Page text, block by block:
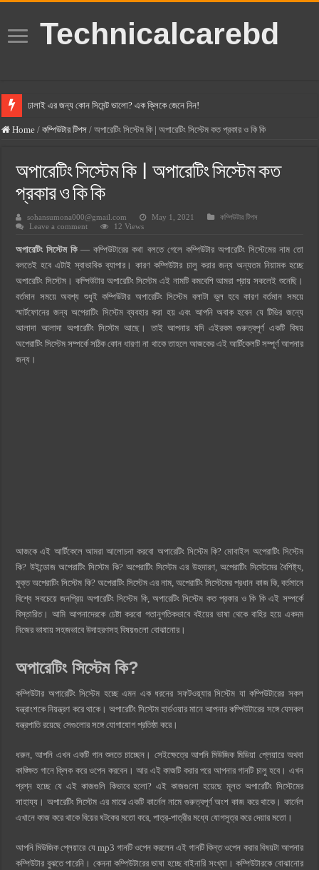
Technicalcarebd
ঢালাই এর জন্য কোন সিমেন্ট ভালো? এক ক্লিকে জেনে নিন!
বসুন্ধরা সিমেন্ট এর দাম ২০২৫
হোলসিম সিমেন্ট দাম ২০২৫
সুপারক্রিট সিমেন্ট দাম ২০২৫
জুডিশিয়াল ম্যাজিস্ট্রেট কি? জুডিশিয়াল ম্যাজিস্ট্রেট এর সুযোগ সুবিধা
ওয়ালটন মোবাইল কিস্তিতে কেনার নিয়ম ২০২৫
ওয়ালটন টিভি কিস্তিতে কেনার নিয়ম ২০২৫
গ্রামে লাভজনক ব্যবসা ২০২৫ ও গ্রামের বাজারে ব্যবসার আইডিয়া
জেনে নিন, বর্তমানে মোবাইল ঘড়ি দাম কত ২০২৫
Home / কম্পিউটার টিপস / অপারেটিং সিস্টেম কি | অপারেটিং সিস্টেম কত প্রকার ও কি কি
অপারেটিং সিস্টেম কি | অপারেটিং সিস্টেম কত
প্রকার ও কি কি
sohansumona000@gmail.com May 1, 2021
কম্পিউটার টিপস
Leave a comment
12 Views
অপারেটিং সিস্টেম কি— কম্পিউটারের কথা বলতে গেলে কম্পিউটার অপারেটিং সিস্টেমের নাম তো
বলতেই হবে এটাই স্বাভাবিক ব্যাপার। কারণ কম্পিউটার চালু করার জন্য অন্যতম নিয়ামক হচ্ছে
অপারেটিং সিস্টেম। কম্পিউটার অপারেটিং সিস্টেম এই নামটি কমবেশি আমরা প্রায় সকলেই শুনেছি।
বর্তমান সময়ে অবশ্য শুধুই কম্পিউটার অপারেটিং সিস্টেম বলাটা ভুল হবে কারণ বর্তমান সময়ে
স্মার্টফোনের জন্য অপেরাটিং সিস্টেম ব্যবহার করা হয় এবং আপনি অবাক হবেন যে টিভির জন্যে
আলাদা আলাদা অপারেটিং সিস্টেম আছে। তাই আপনার যদি এইরকম গুরুত্বপূর্ণ একটি বিষয়
অপেরাটিং সিস্টেম সম্পর্কে সঠিক কোন ধারণা না থাকে তাহলে আজকের এই আর্টিকেলটি সম্পূর্ণ আপনার
জন্য।
আজকে এই আর্টিকেলে আমরা আলোচনা করবো অপারেটিং সিস্টেম কি? মোবাইল অপেরাটিং সিস্টেম
কি? উইন্ডোজ অপেরাটিং সিস্টেম কি? অপেরাটিং সিস্টেম এর উহদারণ, অপেরাটিং সিস্টেমের বৈশিষ্ট্য,
মুক্ত অপেরাটিং সিস্টেম কি? অপেরাটিং সিস্টেম এর নাম, অপেরাটিং সিস্টেমের প্রধান কাজ কি, বর্তমানে
বিশ্বে সবচেয়ে জনপ্রিয় অপারেটিং সিস্টেম কি, অপারেটিং সিস্টেম কত প্রকার ও কি কি এই সম্পর্কে
বিস্তারিত। আমি আপনাদেরকে চেষ্টা করবো গতানুগতিকভাবে বইয়ের ভাষা থেকে বাহির হয়ে একদম
নিজের ভাষায় সহজভাবে উদাহরণসহ বিষয়গুলো বোঝানোর।
অপারেটিং সিস্টেম কি?
কম্পিউটার অপারেটিং সিস্টেম হচ্ছে এমন এক ধরনের সফটওয়্যার সিস্টেম যা কম্পিউটারের সকল
যন্ত্রাংশকে নিয়ন্ত্রণ করে থাকে। অপারেটিং সিস্টেম হার্ডওয়ার মানে আপনার কম্পিউটারের সঙ্গে যেসকল
যন্ত্রপাতি রয়েছে সেগুলোর সঙ্গে যোগাযোগ প্রতিষ্ঠা করে।
ধরুন, আপনি এখন একটি গান শুনতে চাচ্ছেন। সেইক্ষেত্রে আপনি মিউজিক মিডিয়া প্লেয়ারে অথবা
কাঙ্ক্ষিত গানে ক্লিক করে ওপেন করবেন। আর এই কাজটি করার পরে আপনার গানটি চালু হবে। এখন
প্রশ্ন হচ্ছে যে এই কাজগুলি কিভাবে হলো? এই কাজগুলো হয়েছে মূলত অপারেটিং সিস্টেমের
সাহায্য। অপারেটিং সিস্টেম এর মাঝে একটি কার্নেল নামে গুরুত্বপূর্ণ অংশ কাজ করে থাকে। কার্নেল
এখানে কাজ করে থাকে বিয়ের ঘটকের মতো করে, পাত্র-পাত্রীর মধ্যে যোগসূত্র করে দেয়ার মতো।
আপনি মিউজিক প্লেয়ারে যে mp3 গানটি ওপেন করলেন এই গানটি কিন্ত ওপেন করার বিষয়টা আপনার
কম্পিউটার বুঝতে পারেনি। কেননা কম্পিউটারের ভাষা হচ্ছে বাইনারি সংখ্যা। কম্পিউটারকে বোঝানোর